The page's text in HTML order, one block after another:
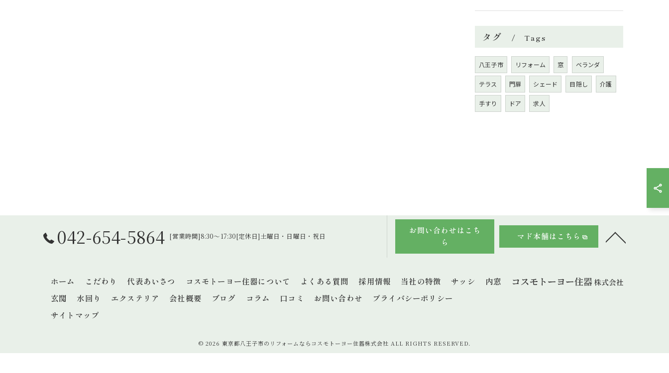
タグ Tags
八王子市 リフォーム 窓 ベランダ
テラス 門扉 シェード 目隠し 介護
手すり ドア 求人
042-654-5864 [営業時間]8:30～17:30[定休日]土曜日・日曜日・祝日
お問い合わせはこち
ら
マド本舗はこちら
ホーム こだわり 代表あいさつ コスモトーヨー住器について よくある質問 採用情報 当社の特徴 サッシ
内窓
玄関
水回り エクステリア 会社概要 ブログ コラム 口コミ お問い合わせ
プライバシーポリシー
サイトマップ
© 2026 東京都八王子市のリフォームならコスモトーヨー住器株式会社 ALL RIGHTS RESERVED.